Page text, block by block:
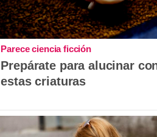
Parece ciencia ficción
Prepárate para alucinar
estas criaturas